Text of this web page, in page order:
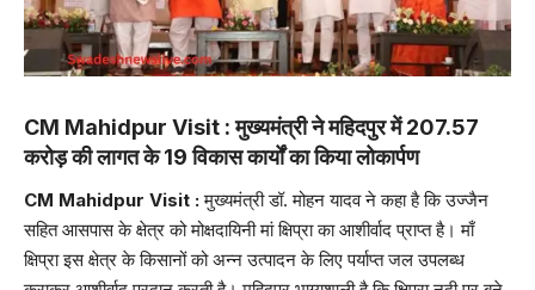
CM Mahidpur Visit :मुख्यमंत्री ने महिदपुर में 207.57
करोड़ की लागत के 19 विकास कार्यों का किया लोकार्पण
CM Mahidpur Visit :मुख्यमंत्री डॉ. मोहन यादव ने कहा है कि उज्जैन
सहित आसपास के क्षेत्र को मोक्षदायिनी मां क्षिप्रा का आशीर्वाद प्राप्त है। माँ
क्षिप्रा इस क्षेत्र के किसानों को अन्न उत्पादन के लिए पर्याप्त जल उपलब्ध